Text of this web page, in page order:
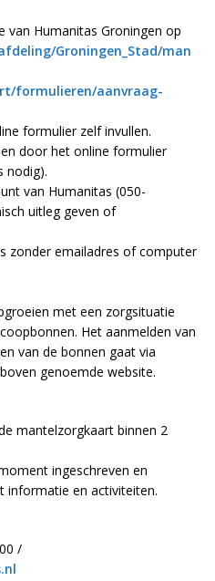
van Humanitas Groningen op
Groningen_Stad/man
formulieren/aanvraag-
formulier zelf invullen.
door het online formulier
nodig).
van Humanitas (050-
uitleg geven of
zonder emailadres of computer
met een zorgsituatie
Het aanmelden van
van de bonnen gaat via
genoemde website.
mantelzorgkaart binnen 2
ingeschreven en
informatie en activiteiten.
/